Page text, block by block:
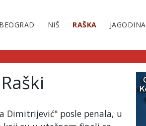
BEOGRAD NIŠ RAŠKA JAGODINA
Dimitrijević" posle penala, u